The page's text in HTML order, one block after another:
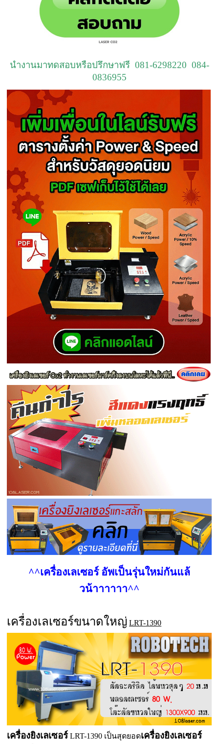
นำงานมาทดสอบหรือปรึกษาฟรี 081-6298220 084-
0836955
^^เครื่องเลเซอร์ อัพเป็นรุ่นใหม่กันแล้
วน้าาาาาา^^
เครื่องเลเซอร์ขนาดใหญ่ LRT-1390
เครื่องยิงเลเซอร์ LRT-1390 เป็นสุดยอดเครื่องยิงเลเซอร์